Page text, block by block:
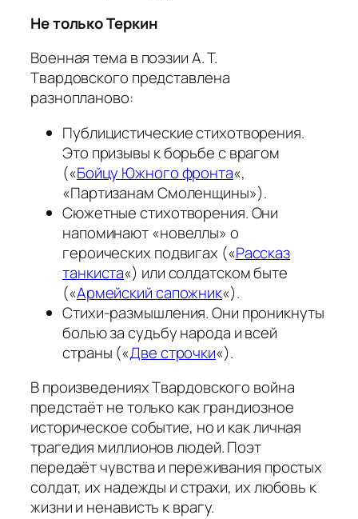
Не только Теркин
Военная тема в поэзии А. Т.
Твардовского представлена
разнопланово:
Публицистические стихотворения.
Это призывы к борьбе с врагом
(«Бойцу Южного фронта«,
«Партизанам Смоленщины»).
Сюжетные стихотворения. Они
напоминают «новеллы» о
героических подвигах («Рассказ
танкиста«) или солдатском быте
(«Армейский сапожник«).
Стихи-размышления. Они проникнуты
болью за судьбу народа и всей
страны («Две строчки«).
В произведениях Твардовского война
предстаёт не только как грандиозное
историческое событие, но и как личная
трагедия миллионов людей. Поэт
передаёт чувства и переживания простых
солдат, их надежды и страхи, их любовь к
жизни и ненависть к врагу.